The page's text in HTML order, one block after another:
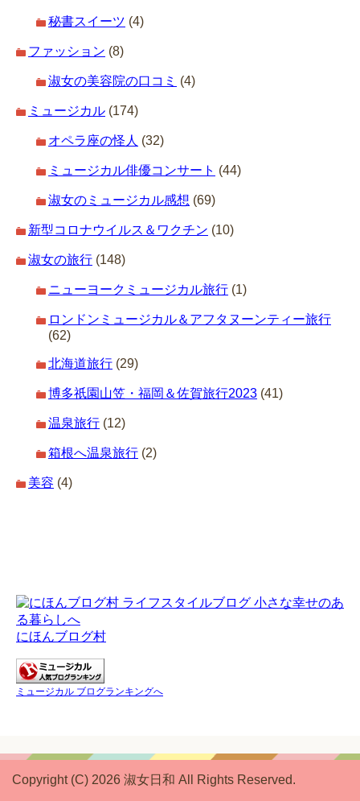
秘書スイーツ (4)
ファッション (8)
淑女の美容院の口コミ (4)
ミュージカル (174)
オペラ座の怪人 (32)
ミュージカル俳優コンサート (44)
淑女のミュージカル感想 (69)
新型コロナウイルス＆ワクチン (10)
淑女の旅行 (148)
ニューヨークミュージカル旅行 (1)
ロンドンミュージカル＆アフタヌーンティー旅行
(62)
北海道旅行 (29)
博多祇園山笠・福岡＆佐賀旅行2023 (41)
温泉旅行 (12)
箱根へ温泉旅行 (2)
美容 (4)
にほんブログ村
ミュージカル ブログランキングへ
Copyright (C) 2026 淑女日和 All Rights Reserved.